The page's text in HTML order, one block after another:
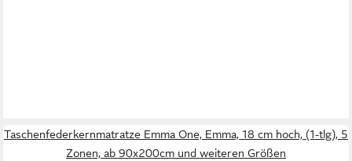
Taschenfederkernmatratze Emma One, Emma, 18 cm hoch, (1-tlg), 5
Zonen, ab 90x200cm und weiteren Größen